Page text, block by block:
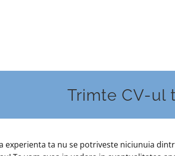
Trimte CV-ul
experienta ta nu se potriveste niciunuia